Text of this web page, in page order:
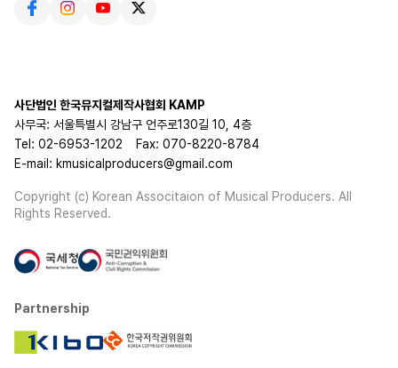
사단법인 한국뮤지컬제작사협회 KAMP
사무국: 서울특별시 강남구 언주로130길 10, 4층
Tel: 02-6953-1202
Fax: 070-8220-8784
E-mail: kmusicalproducers@gmail.com
Copyright (c) Korean Associtaion of Musical Producers. All
Rights Reserved.
Partnership